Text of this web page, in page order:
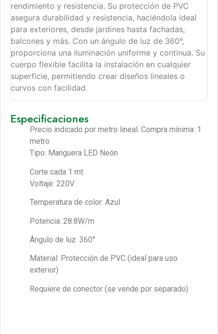
rendimiento y resistencia. Su protección de PVC
asegura durabilidad y resistencia, haciéndola ideal
para exteriores, desde jardines hasta fachadas,
balcones y más. Con un ángulo de luz de 360°,
proporciona una iluminación uniforme y continua. Su
cuerpo flexible facilita la instalación en cualquier
superficie, permitiendo crear diseños lineales o
curvos con facilidad.
Especificaciones
Precio indicado por metro lineal. Compra mínima: 1
metro
Tipo: Manguera LED Neón
Corte cada 1 mt
Voltaje: 220V
Temperatura de color: Azul
Potencia: 28.8W/m
Ángulo de luz: 360°
Material: Protección de PVC (ideal para uso
exterior)
Requiere de conector (se vende por separado)